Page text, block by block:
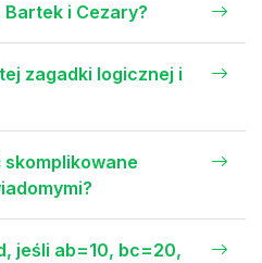
i Cezary?
zagadki logicznej i
jeśli ab=10, bc=20,